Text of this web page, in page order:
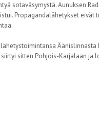
sotaväsymystä. Aunuksen
Propagandalähetykset eivät
Äänislinnasta
sitten Pohjois-Karjalaan ja